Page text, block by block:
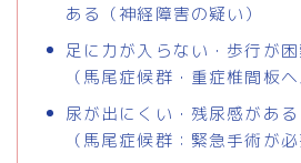
ある（神経障害の疑い）
足に力が入らない・歩行が
（馬尾症候群・重症椎間板
尿が出にくい・残尿感があ
（馬尾症候群：緊急手術が必